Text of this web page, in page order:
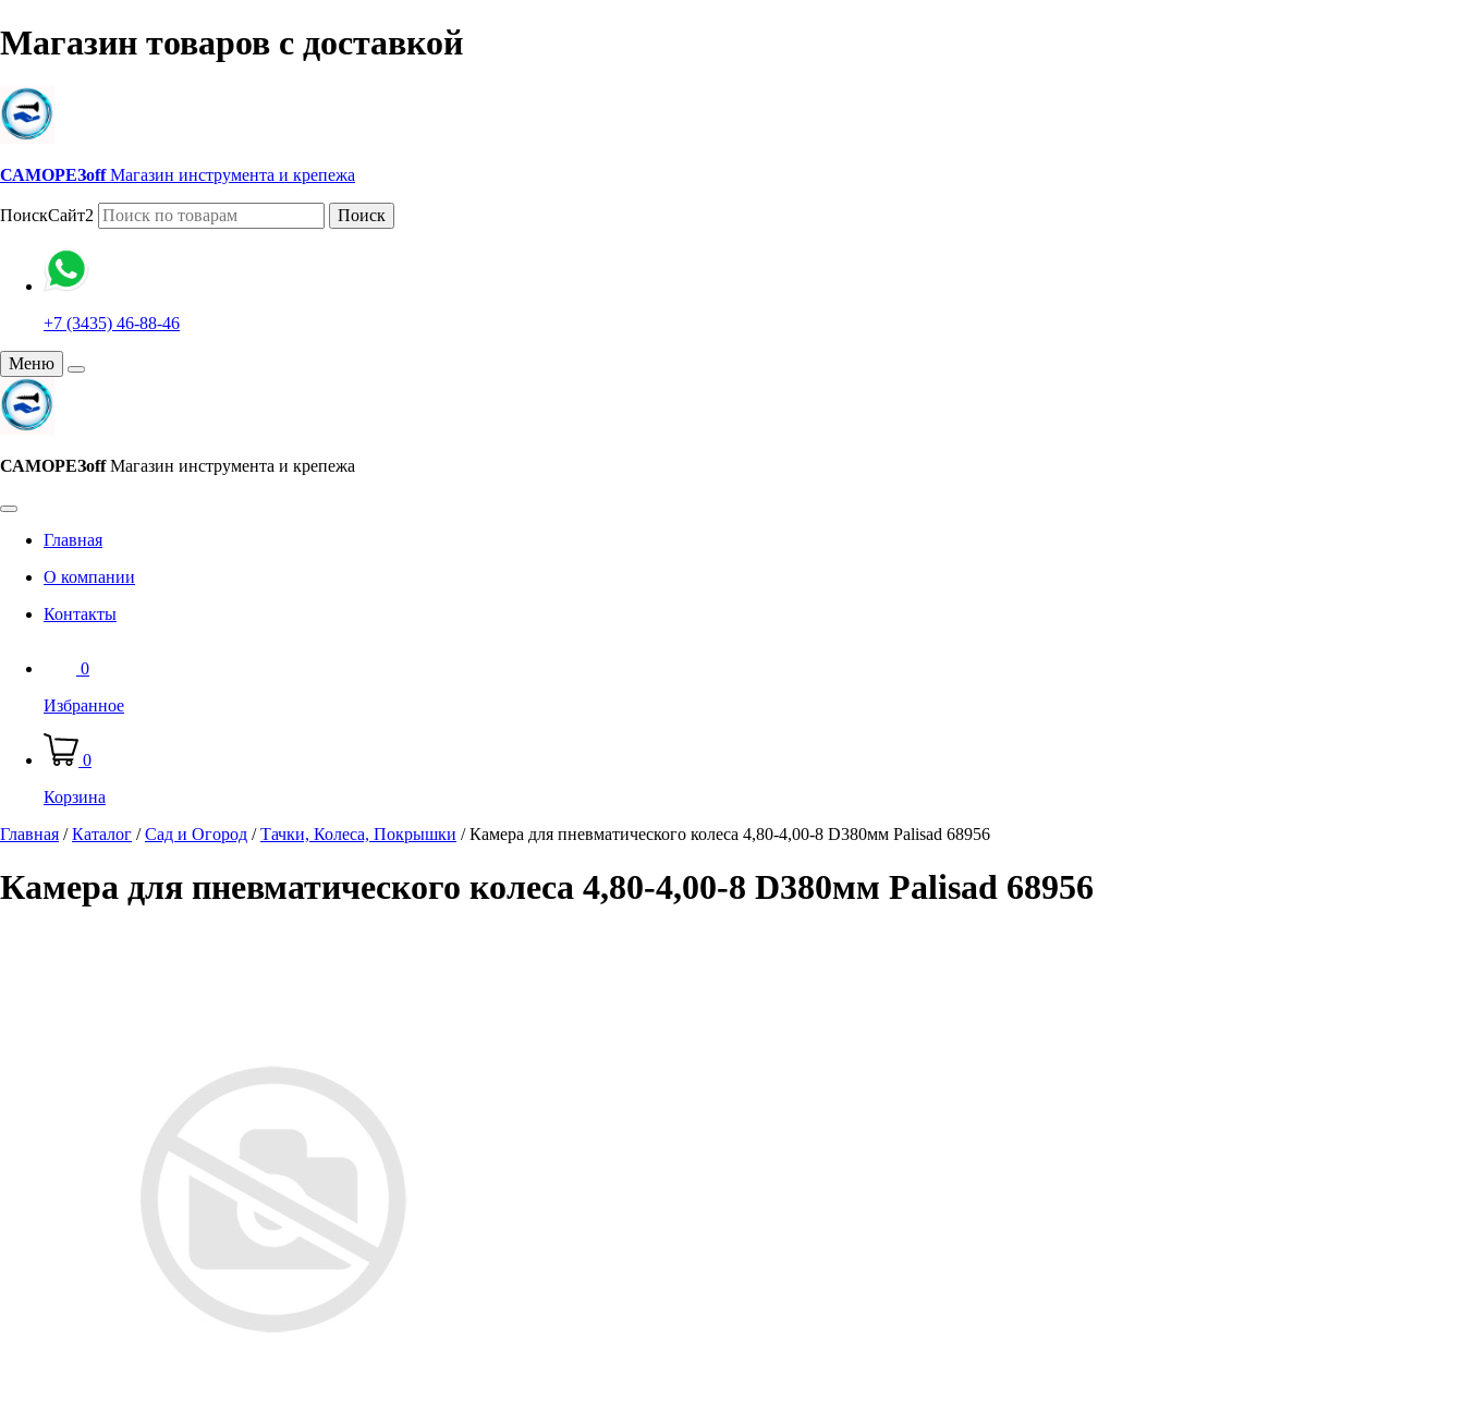
Магазин товаров с доставкой
САМОРЕЗoff Магазин инструмента и крепежа
ПоискСайт2 Поиск
+7 (3435) 46-88-46
Меню
САМОРЕЗoff Магазин инструмента и крепежа
Главная
О компании
Контакты
0
Избранное
0
Корзина
Главная /Каталог /Сад и Огород /Тачки, Колеса, Покрышки /Камера для пневматического колеса 4,80-4,00-8 D380мм Palisad 68956
Камера для пневматического колеса 4,80-4,00-8 D380мм Palisad 68956